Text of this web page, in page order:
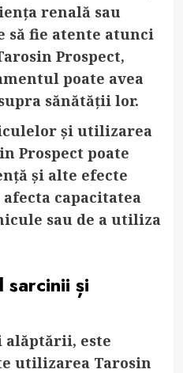
renală sau
să fie atente atunci
Prospect,
poate avea
sănătății lor.
și utilizarea
Prospect poate
și alte efecte
capacitatea
sau de a utiliza
sarcinii și
este
utilizarea Tarosin